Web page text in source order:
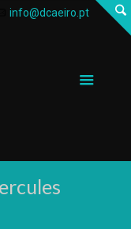
info@dcaeiro.pt